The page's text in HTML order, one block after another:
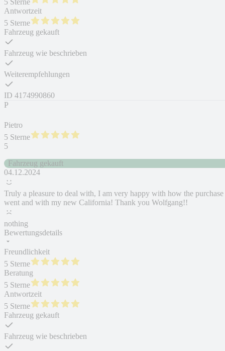
5 Sterne
Antwortzeit
5 Sterne
Fahrzeug gekauft
Fahrzeug wie beschrieben
Weiterempfehlungen
ID 4174990860
P
Pietro
5 Sterne
5
Fahrzeug gekauft
04.12.2024
Truly a pleasure to deal with, I am very happy with how the purchase
went and with my new California! Thank you Wolfgang!!
nothing
Bewertungsdetails
Freundlichkeit
5 Sterne
Beratung
5 Sterne
Antwortzeit
5 Sterne
Fahrzeug gekauft
Fahrzeug wie beschrieben